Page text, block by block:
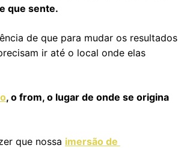
que sente.
de que para mudar os resultados
ir até o local onde elas
, o from, o lugar de onde se origina
que nossa imersão de